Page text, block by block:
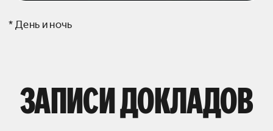
* День и ночь
ЗАПИСИ ДОКЛАДОВ